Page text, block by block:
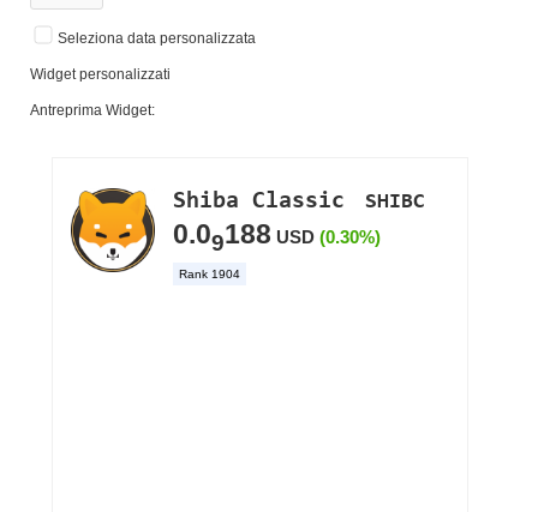
Seleziona data personalizzata
Widget personalizzati
Antreprima Widget: